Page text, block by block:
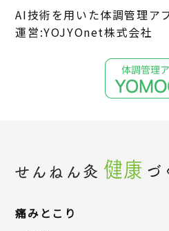
AI技術を用いた体調管理ア
運営:YOJYOnet株式会社
痛みとこり